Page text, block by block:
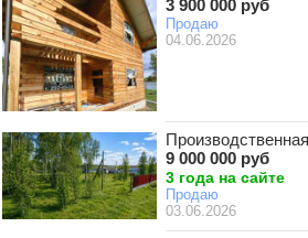
3 900 000 руб
Продаю
04.06.2026
9 000 000 руб
3 года на сайте
Продаю
03.06.2026